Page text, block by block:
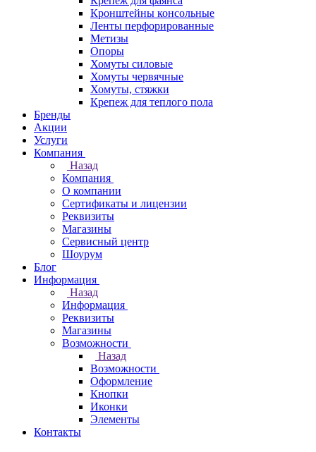
Кронштейны консольные
Ленты перфорированные
Метизы
Опоры
Хомуты силовые
Хомуты червячные
Хомуты, стяжки
Крепеж для теплого пола
Бренды
Акции
Услуги
Компания
Назад
Компания
О компании
Сертификаты и лицензии
Реквизиты
Магазины
Сервисный центр
Шоурум
Блог
Информация
Назад
Информация
Реквизиты
Магазины
Возможности
Назад
Возможности
Оформление
Кнопки
Иконки
Элементы
Контакты